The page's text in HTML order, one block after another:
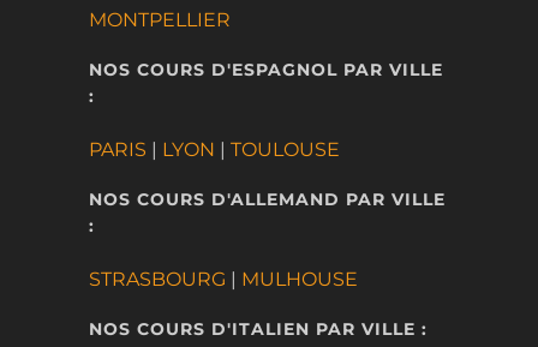
MONTPELLIER
NOS COURS D'ESPAGNOL PAR VILLE
:
PARIS LYON TOULOUSE
NOS COURS D'ALLEMAND PAR VILLE
:
STRASBOURG MULHOUSE
NOS COURS D'ITALIEN PAR VILLE :